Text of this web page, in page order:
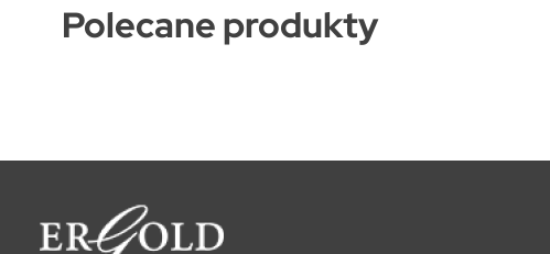
Polecane produkty